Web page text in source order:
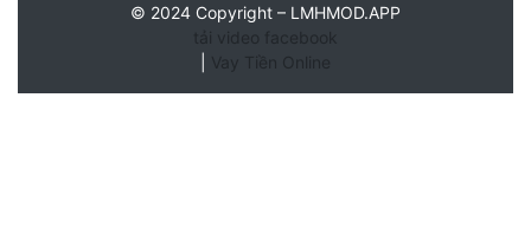
© 2024 Copyright – LMHMOD.APP
tải video facebook
Vay Tiền Online